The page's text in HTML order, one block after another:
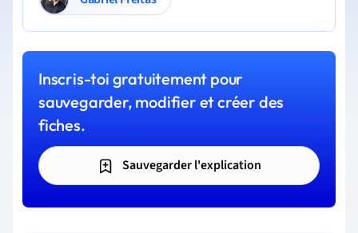
Inscris-toi gratuitement pour
sauvegarder, modifier et créer des
fiches.
Sauvegarder l'explication